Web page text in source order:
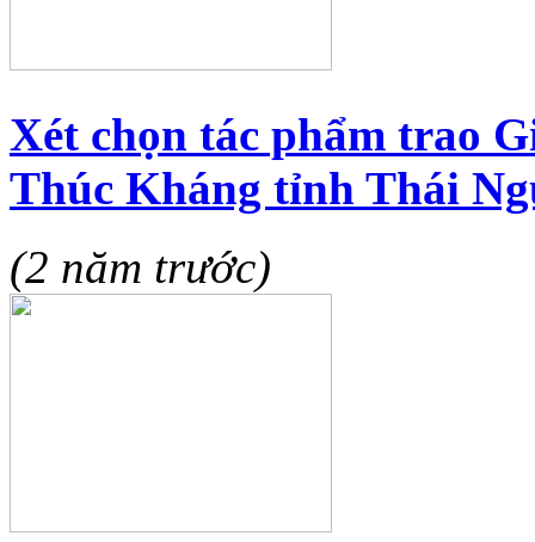
Xét chọn tác phẩm trao
Thúc Kháng tỉnh Thái
(2 năm trước)